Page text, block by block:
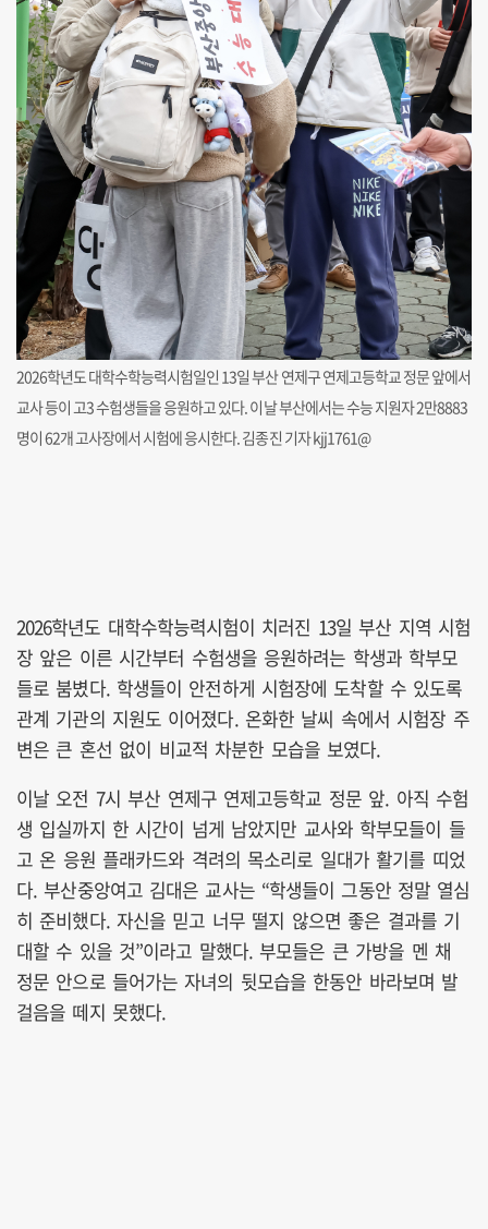
2026학년도 대학수학능력시험일인 13일 부산 연제구 연제고등학교 정문 앞에서
교사 등이 고3 수험생들을 응원하고 있다. 이날 부산에서는 수능 지원자 2만8883
명이 62개 고사장에서 시험에 응시한다. 김종진 기자 kjj1761@
2026학년도 대학수학능력시험이 치러진 13일 부산 지역 시험
장 앞은 이른 시간부터 수험생을 응원하려는 학생과 학부모
들로 붐볐다. 학생들이 안전하게 시험장에 도착할 수 있도록
관계 기관의 지원도 이어졌다. 온화한 날씨 속에서 시험장 주
변은 큰 혼선 없이 비교적 차분한 모습을 보였다.
이날 오전 7시 부산 연제구 연제고등학교 정문 앞. 아직 수험
생 입실까지 한 시간이 넘게 남았지만 교사와 학부모들이 들
고 온 응원 플래카드와 격려의 목소리로 일대가 활기를 띠었
다. 부산중앙여고 김대은 교사는 “학생들이 그동안 정말 열심
히 준비했다. 자신을 믿고 너무 떨지 않으면 좋은 결과를 기
대할 수 있을 것”이라고 말했다. 부모들은 큰 가방을 멘 채
정문 안으로 들어가는 자녀의 뒷모습을 한동안 바라보며 발
걸음을 떼지 못했다.